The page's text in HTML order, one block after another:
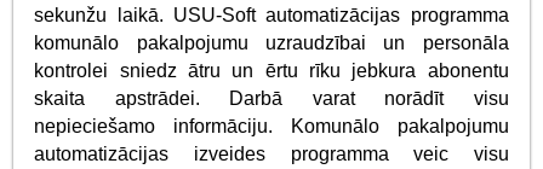
sekunžu laikā. USU-Soft automatizācijas programma
komunālo pakalpojumu uzraudzībai un personāla
kontrolei sniedz ātru un ērtu rīku jebkura abonentu
skaita apstrādei. Darbā varat norādīt visu
nepieciešamo informāciju. Komunālo pakalpojumu
automatizācijas izveides programma veic visu